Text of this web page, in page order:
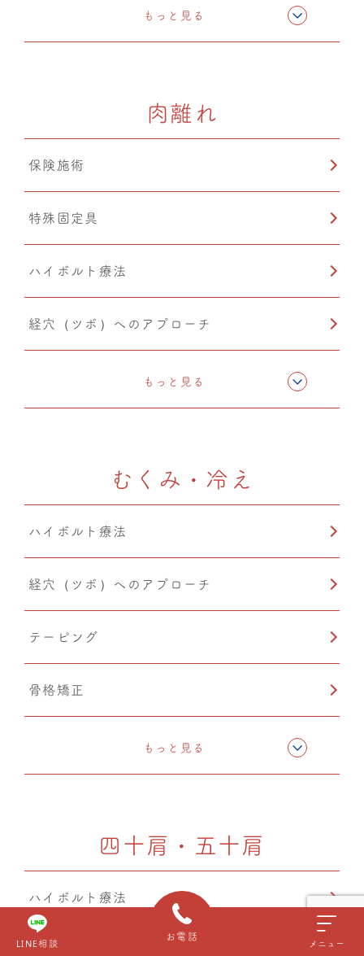
LINE相談
お電話
メニュー
CMC筋膜ストレッチ（リリース）
もっと見る
肉離れ
保険施術
特殊固定具
ハイボルト療法
経穴（ツボ）へのアプローチ
もっと見る
むくみ・冷え
ハイボルト療法
経穴（ツボ）へのアプローチ
テーピング
骨格矯正
CMC筋膜ストレッチ（リリース）
産後矯正
もっと見る
四十肩・五十肩
ハイボルト療法
経穴（ツボ）へのアプローチ